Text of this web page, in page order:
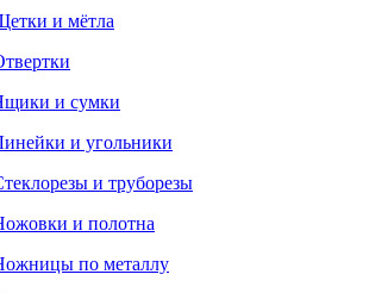
и мётла
и сумки
и угольники
и труборезы
и полотна
по металлу